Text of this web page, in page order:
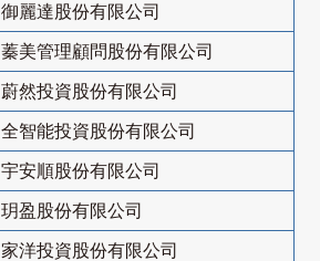
御麗達股份有限公司
蓁美管理顧問股份有限公司
蔚然投資股份有限公司
全智能投資股份有限公司
宇安順股份有限公司
玥盈股份有限公司
家洋投資股份有限公司